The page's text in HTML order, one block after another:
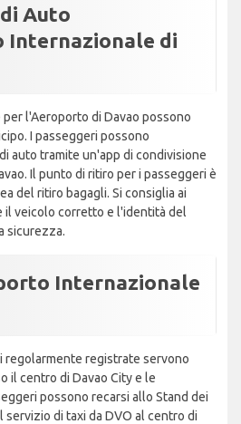
Auto
di
l'Aeroporto di Davao possono
I passeggeri possono
auto tramite un'app di condivisione
Il punto di ritiro per i passeggeri è
del ritiro bagagli. Si consiglia ai
il veicolo corretto e l'identità del
sicurezza.
Internazionale
regolarmente registrate servono
il centro di Davao City e le
possono recarsi allo Stand dei
servizio di taxi da DVO al centro di